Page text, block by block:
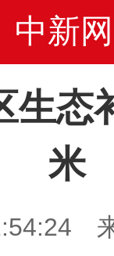
中新网
生态
米